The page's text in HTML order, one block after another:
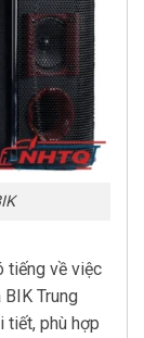
tiếng về việc
Trung
tiết, phù hợp